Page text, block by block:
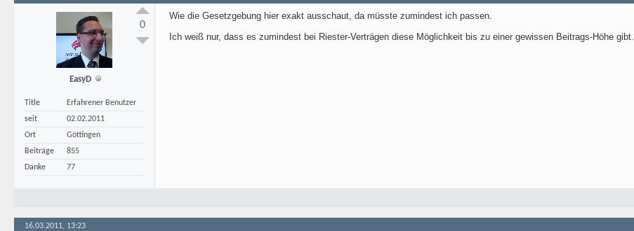
EasyD
Title
Erfahrener Benutzer
seit
02.02.2011
Ort
Göttingen
Beiträge
855
Danke
77
0
Wie die Gesetzgebung hier exakt ausschaut, da müsste zumindest ich passen.
Ich weiß nur, dass es zumindest bei Riester-Verträgen diese Möglichkeit bis zu einer gewissen Beitrags-Höhe gibt.
16.03.2011, 13:23